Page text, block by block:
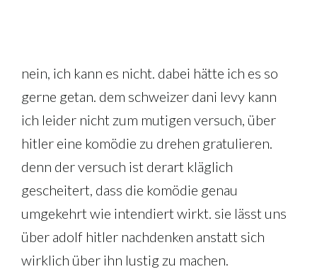
nein, ich kann es nicht. dabei hätte ich es so
gerne getan. dem schweizer dani levy kann
ich leider nicht zum mutigen versuch, über
hitler eine komödie zu drehen gratulieren.
denn der versuch ist derart kläglich
gescheitert, dass die komödie genau
umgekehrt wie intendiert wirkt. sie lässt uns
über adolf hitler nachdenken anstatt sich
wirklich über ihn lustig zu machen.